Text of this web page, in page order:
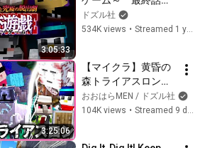
3:05:33
【マイクラ】
ドズル社
534K views • Streamed 1 year ago
3:25:06
【マイクラ】黄昏の
森トライアスロン！
【おおはらMEN視
点】
おおはらMEN / ドズル社
104K views • Streamed 9 days ago